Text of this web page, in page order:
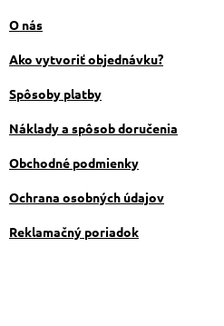
O nás
Ako vytvoriť objednávku?
Spôsoby platby
Náklady a spôsob doručenia
Obchodné podmienky
Ochrana osobných údajov
Reklamačný poriadok